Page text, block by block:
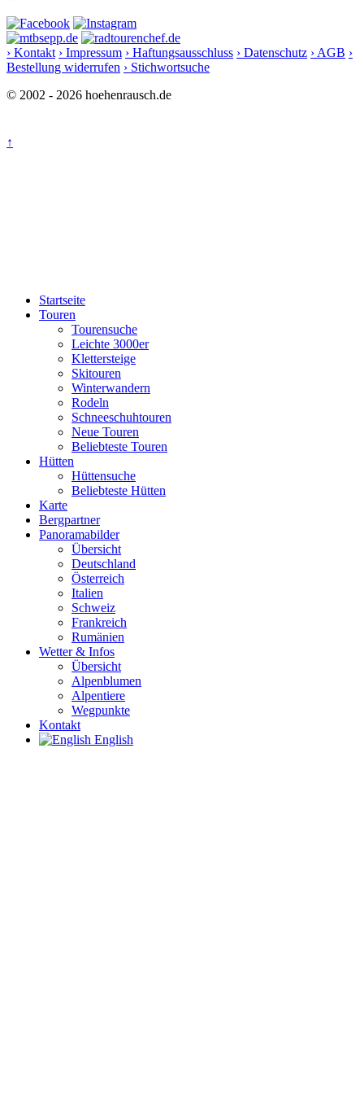
› Kontakt › Impressum › Haftungsausschluss › Datenschutz › AGB ›
Bestellung widerrufen › Stichwortsuche
© 2002 - 2026 hoehenrausch.de
↑
Startseite
Touren
Tourensuche
Leichte 3000er
Klettersteige
Skitouren
Winterwandern
Rodeln
Schneeschuhtouren
Neue Touren
Beliebteste Touren
Hütten
Hüttensuche
Beliebteste Hütten
Karte
Bergpartner
Panoramabilder
Übersicht
Deutschland
Österreich
Italien
Schweiz
Frankreich
Rumänien
Wetter & Infos
Übersicht
Alpenblumen
Alpentiere
Wegpunkte
Kontakt
English